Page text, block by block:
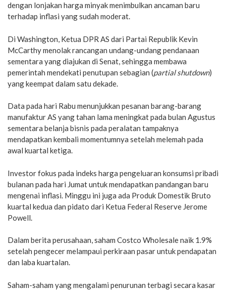
dengan lonjakan harga minyak menimbulkan ancaman baru
terhadap inflasi yang sudah moderat.
Di Washington, Ketua DPR AS dari Partai Republik Kevin
McCarthy menolak rancangan undang-undang pendanaan
sementara yang diajukan di Senat, sehingga membawa
pemerintah mendekati penutupan sebagian (partial shutdown)
yang keempat dalam satu dekade.
Data pada hari Rabu menunjukkan pesanan barang-barang
manufaktur AS yang tahan lama meningkat pada bulan Agustus
sementara belanja bisnis pada peralatan tampaknya
mendapatkan kembali momentumnya setelah melemah pada
awal kuartal ketiga.
Investor fokus pada indeks harga pengeluaran konsumsi pribadi
bulanan pada hari Jumat untuk mendapatkan pandangan baru
mengenai inflasi. Minggu ini juga ada Produk Domestik Bruto
kuartal kedua dan pidato dari Ketua Federal Reserve Jerome
Powell.
Dalam berita perusahaan, saham Costco Wholesale naik 1.9%
setelah pengecer melampaui perkiraan pasar untuk pendapatan
dan laba kuartalan.
Saham-saham yang mengalami penurunan terbagi secara kasar